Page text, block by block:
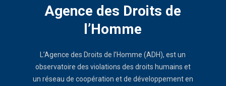
Agence des Droits de
l’Homme
L’Agence des Droits de l’Homme (ADH), est un
observatoire des violations des droits humains et
un réseau de coopération et de développement en